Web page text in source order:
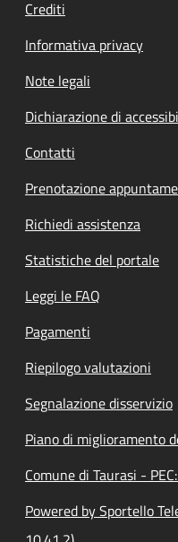
Crediti
Informativa privacy
Note legali
Dichiarazione di
Contatti
Prenotazione
Richiedi assistenza
Statistiche del portale
Leggi le FAQ
Pagamenti
Riepilogo valutazioni
Segnalazione disservizio
Piano di miglioramento
Comune di Taurasi -
Powered by Sportello